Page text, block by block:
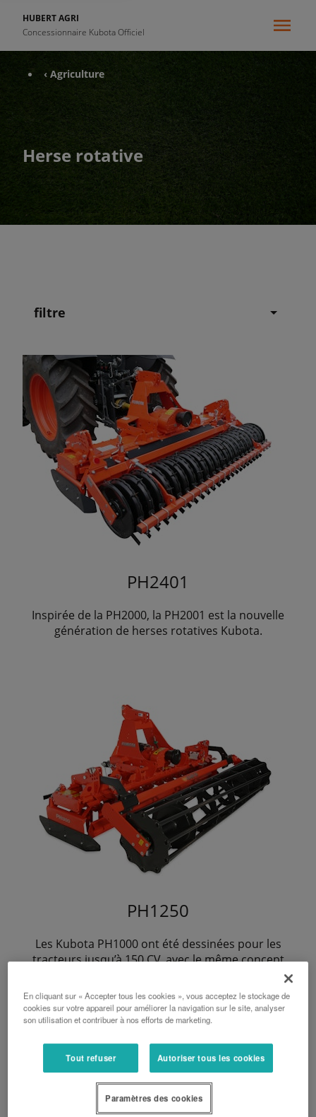
HUBERT AGRI
Concessionnaire Kubota Officiel
‹ Agriculture
Herse rotative
filtre
PH2401
Inspirée de la PH2000, la PH2001 est la nouvelle
génération de herses rotatives Kubota.
PH1250
Les Kubota PH1000 ont été dessinées pour les
tracteurs jusqu’à 150 CV, avec le même concept
En cliquant sur « Accepter tous les cookies », vous acceptez le stockage de
cookies sur votre appareil pour améliorer la navigation sur le site, analyser
son utilisation et contribuer à nos efforts de marketing.
Tout refuser Autoriser tous les cookies
Paramètres des cookies